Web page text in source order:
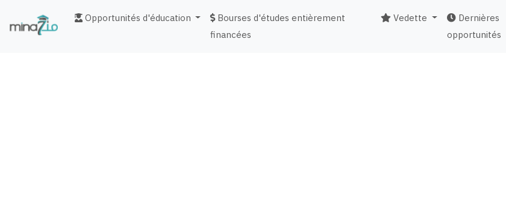
Opportunités d'éducation
Bourses d'études entièrement
financées
Vedette
Dernières
opportunités